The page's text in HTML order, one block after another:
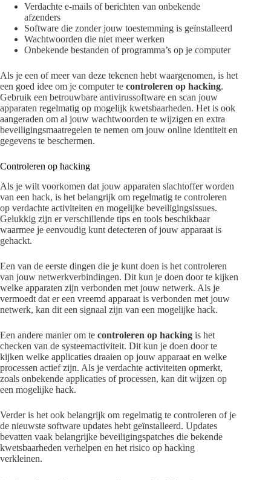
Verdachte e-mails of berichten van onbekende
afzenders
Software die zonder jouw toestemming is geïnstalleerd
Wachtwoorden die niet meer werken
Onbekende bestanden of programma’s op je computer
Als je een of meer van deze tekenen hebt waargenomen, is het
een goed idee om je computer te controleren op hacking.
Gebruik een betrouwbare antivirussoftware en scan jouw
apparaten regelmatig op mogelijk kwetsbaarheden. Het is ook
aangeraden om al jouw wachtwoorden te wijzigen en extra
beveiligingsmaatregelen te nemen om jouw online identiteit en
gegevens te beschermen.
Controleren op hacking
Als je wilt voorkomen dat jouw apparaten slachtoffer worden
van een hack, is het belangrijk om regelmatig te controleren
op verdachte activiteiten en mogelijke beveiligingsissues.
Gelukkig zijn er verschillende tips en tools beschikbaar
waarmee je eenvoudig kunt detecteren of jouw apparaat is
gehackt.
Een van de eerste dingen die je kunt doen is het controleren
van jouw netwerkverbindingen. Dit kun je doen door te kijken
welke apparaten zijn verbonden met jouw netwerk. Als je
vermoedt dat er een vreemd apparaat is verbonden met jouw
netwerk, kan dit een signaal zijn van een mogelijke hack.
Een andere manier om te controleren op hacking is het
checken van de systeemactiviteit. Dit kun je doen door te
kijken welke applicaties draaien op jouw apparaat en welke
processen actief zijn. Als je verdachte activiteiten opmerkt,
zoals onbekende applicaties of processen, kan dit wijzen op
een mogelijke hack.
Verder is het ook belangrijk om regelmatig te controleren of je
de nieuwste software updates hebt geïnstalleerd. Updates
bevatten vaak belangrijke beveiligingspatches die bekende
kwetsbaarheden verhelpen en het risico op hacking
verkleinen.